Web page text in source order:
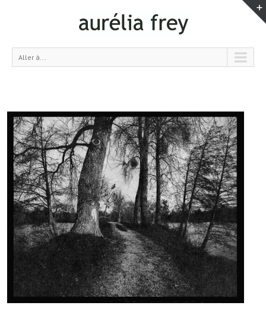
Aller à...